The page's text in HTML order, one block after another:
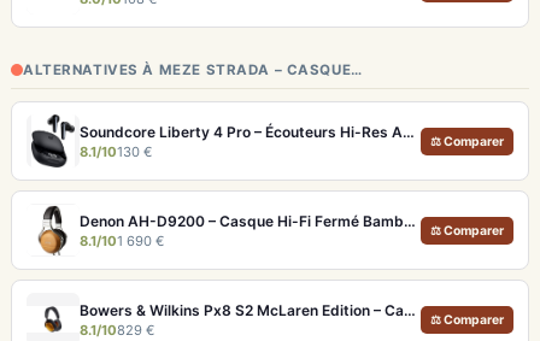
ALTERNATIVES À MEZE STRADA – CASQUE…
Soundcore Liberty 4 Pro – Écouteurs Hi-Res ANC 7 Capteurs et Fast Charge
8.1/10130 €
⚖ Comparer
Denon AH-D9200 – Casque Hi-Fi Fermé Bambou FreeEdge Portable
8.1/101 690 €
⚖ Comparer
Bowers & Wilkins Px8 S2 McLaren Edition – Casque ANC hi-fi luxe et son de référence
8.1/10829 €
⚖ Comparer